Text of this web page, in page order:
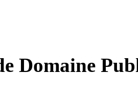
Domaine